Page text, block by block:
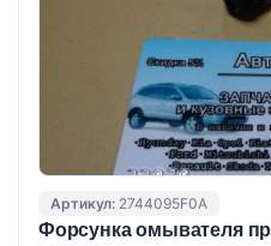
Артикул: 2744095F0A
Форсунка омывателя